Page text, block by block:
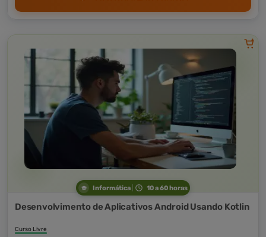
Informática 10 a 60 horas
Desenvolvimento de Aplicativos Android Usando Kotlin
Curso Livre